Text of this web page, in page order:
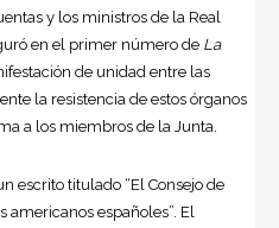
y los ministros de la Real
en el primer número de La
de unidad entre las
la resistencia de estos órganos
a los miembros de la Junta.
escrito titulado “El Consejo de
americanos españoles”. El